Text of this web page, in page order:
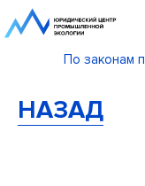
По законам
НАЗАД